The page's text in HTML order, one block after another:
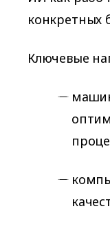
конкретных
Ключевые